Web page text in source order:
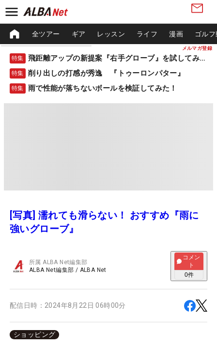
メルマガ登録
全ツアー ギア レッスン ライフ 漫画 ゴル
特集 飛距離アップの新提案『右手グローブ』を試してみた！
特集 削り出しの打感が秀逸 『トゥーロンパター』
特集 雨で性能が落ちないボールを検証してみた！
[写真] 濡れても滑らない！ おすすめ『雨に
強いグローブ』
所属ALBA Net編集部
ALBA Net編集部 / ALBA Net
コメン
ト
0件
配信日時： 2024年8月22日 06時00分
ショッピング